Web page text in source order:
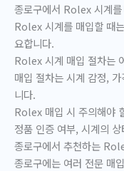
종로구에서 Rolex 시계
Rolex 시계를 매입할 때
요합니다.
Rolex 시계 매입 절차는
매입 절차는 시계 감정,
니다.
Rolex 매입 시 주의해야
정품 인증 여부, 시계의
종로구에서 추천하는
종로구에는 여러 전문 매